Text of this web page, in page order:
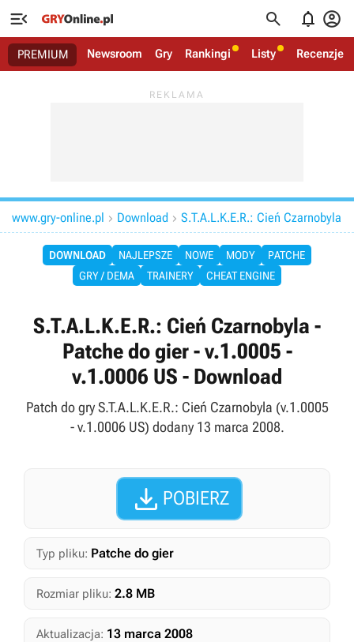
   
PREMIUM Newsroom Gry Rankingi Listy Recenzje
www.gry-online.pl  Download  S.T.A.L.K.E.R.: Cień Czarnobyla
DOWNLOAD NAJLEPSZE NOWE MODY
PATCHE
GRY / DEMA
TRAINERY CHEAT ENGINE
S.T.A.L.K.E.R.: Cień Czarnobyla -
Patche do gier - v.1.0005 -
v.1.0006 US - Download
Patch do gry S.T.A.L.K.E.R.: Cień Czarnobyla (v.1.0005
- v.1.0006 US) dodany 13 marca 2008.
 POBIERZ
Typ pliku: Patche do gier
Rozmiar pliku: 2.8 MB
Aktualizacja: 13 marca 2008